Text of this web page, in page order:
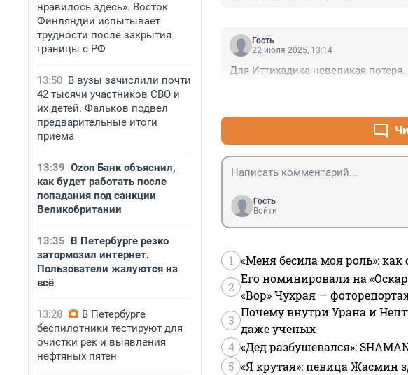
нравилось здесь». Восток
Финляндии испытывает
трудности после закрытия
границы с РФ
13:50 В вузы зачислили почти
42 тысячи участников СВО и
их детей. Фальков подвел
предварительные итоги
приема
13:39 Ozon Банк объяснил,
как будет работать после
попадания под санкции
Великобритании
13:35 В Петербурге резко
затормозил интернет.
Пользователи жалуются на
всё
13:28
В Петербурге
беспилотники тестируют для
очистки рек и выявления
нефтяных пятен
Гость
22 июля 2025, 13:14
Для Иттихадика невеликая
Гость
Войти
1 «Меня бесила моя роль»:
2
Его номинировали на
«Вор» Чухрая —
3
Почему внутри Урана и
даже ученых
4 «Дед разбушевался»:
5 «Я крутая»: певица Жасмин